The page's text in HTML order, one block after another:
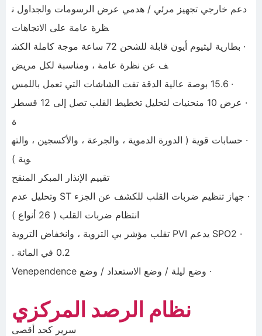
دعم خارجي تجهيز مرئي / هدمي عرض الرسومات والجداول ن
ظرة عامة على الاتجاهات
· بطارية ليثيوم أيون قابلة للشحن 72 ساعة موجة كاملة الكش
ف عن نظرة عامة ، ومناسبة لكل مريض
· 15.6 بوصة عالية الدقة تفت الشاشات التي تعمل باللمس
· عرض 10 منحنيات لتحليل تخطيط القلب تصل إلى 12 قسطر
ة
· حسابات قوية ( الدورة الدموية ، والجرعة ، والأكسجين ، والته
وية )
تقييم الإنذار المبكر المنقح
· جهاز تنظيم ضربات القلب للكشف عن الجزء ST وتحليل عدم
انتظام ضربات القلب ( 26 أنواع )
· SPO2 يدعم PVI تقلب مؤشر بي التروية ، وانخفاض التروية
0.2 في المائة .
· وضع ليلة / وضع الاستعداد / وضع Venependence
نظام الرصد المركزي
سرير كحد أقصى